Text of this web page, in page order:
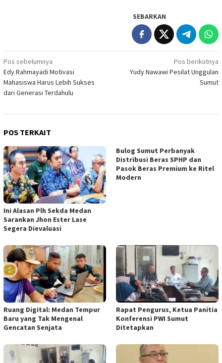
SEBARKAN
Navigasi
pos
Pos sebelumnya
Edy Rahmayadi Motivasi
Mahasiswa Harus Lebih Sukses
dari Generasi Terdahulu
Pos berikutnya
Yudy Nawawi Pesilat Unggulan
Sumut
POS TERKAIT
Ini Alasan Plh Sekda Medan
Sarankan Jhon Ester Lase
Segera Dievaluasi
Bulog Sumut Perbanyak
Distribusi Beras SPHP dan
Pasok Beras Premium ke Ritel
Modern
Ruang Digital: Medan Tempur
Baru yang Tak Mengenal
Gencatan Senjata
Rapat Pengurus, Ketua Panitia
Konferensi PWI Sumut
Ditetapkan